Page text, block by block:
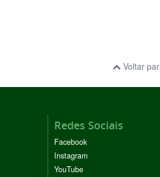
Voltar
Redes Sociais
Facebook
Instagram
YouTube